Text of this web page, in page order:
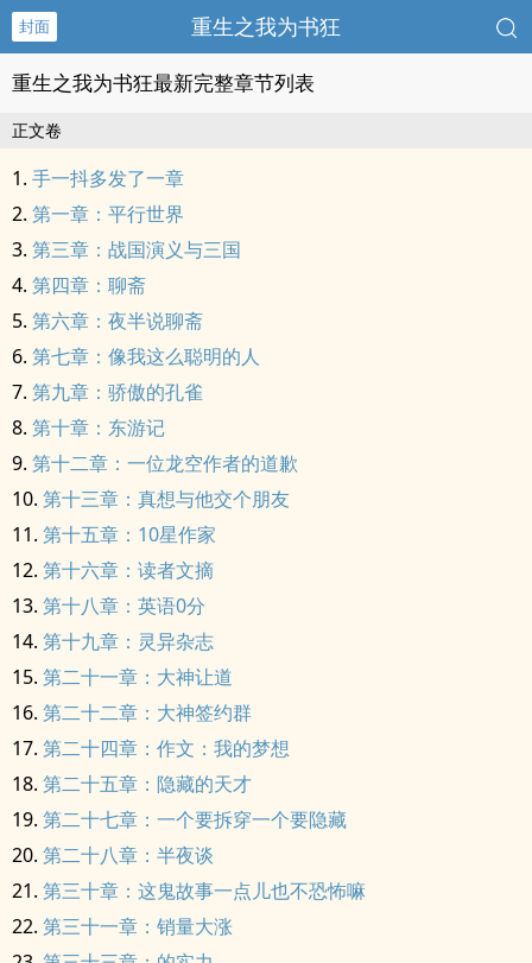
封面 重生之我为书狂
重生之我为书狂最新完整章节列表
正文卷
手一抖多发了一章
第一章：平行世界
第三章：战国演义与三国
第四章：聊斋
第六章：夜半说聊斋
第七章：像我这么聪明的人
第九章：骄傲的孔雀
第十章：东游记
第十二章：一位龙空作者的道歉
第十三章：真想与他交个朋友
第十五章：10星作家
第十六章：读者文摘
第十八章：英语0分
第十九章：灵异杂志
第二十一章：大神让道
第二十二章：大神签约群
第二十四章：作文：我的梦想
第二十五章：隐藏的天才
第二十七章：一个要拆穿一个要隐藏
第二十八章：半夜谈
第三十章：这鬼故事一点儿也不恐怖嘛
第三十一章：销量大涨